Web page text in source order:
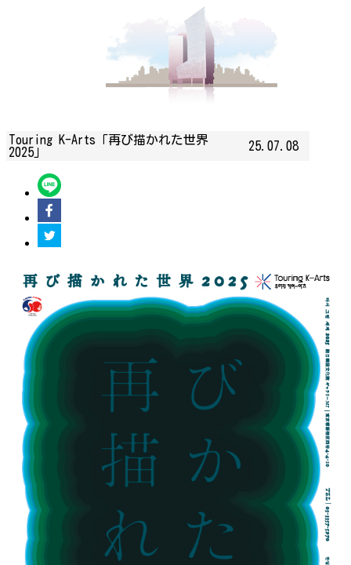
Touring K-Arts「再び描かれた世界
2025」
25.07.08